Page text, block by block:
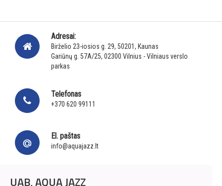
Adresai:
Birželio 23-iosios g. 29, 50201, Kaunas
Gariūnų g. 57A/25, 02300 Vilnius - Vilniaus verslo
parkas
Telefonas
+370 620 99111
El. paštas
info@aquajazz.lt
UAB, AQUA JAZZ